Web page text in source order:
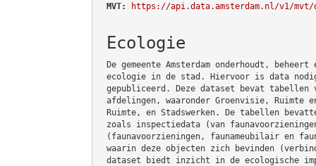
MVT:
https://api.data.amsterdam.nl/v1/mvt/
Ecologie
De gemeente Amsterdam onderhoudt,
ecologie in de stad. Hiervoor is data
gepubliceerd. Deze dataset bevat tabellen
afdelingen, waaronder Groenvisie, Ruimte
Ruimte, en Stadswerken. De tabellen
zoals inspectiedata (van
(faunavoorzieningen, faunameubilair en
waarin deze objecten zich bevinden
dataset biedt inzicht in de ecologische